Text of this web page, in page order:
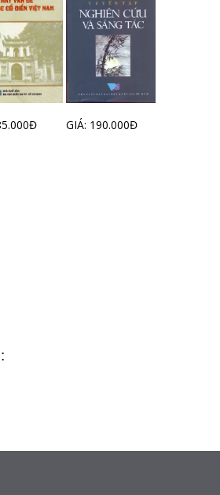
GIÁ: 190.000Đ